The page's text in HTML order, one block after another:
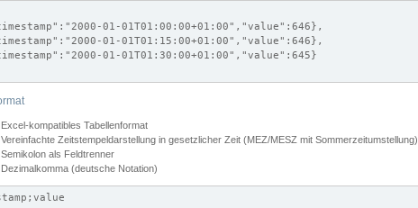
01-01T01:00:00+01:00","value":646},
01-01T01:15:00+01:00","value":646},
01-01T01:30:00+01:00","value":645}
Excel-kompatibles Tabellenformat
Vereinfachte Zeitstempeldarstellung in gesetzlicher Zeit (MEZ/MESZ mit Sommerzeitumstellung)
Semikolon als Feldtrenner
Dezimalkomma (deutsche Notation)